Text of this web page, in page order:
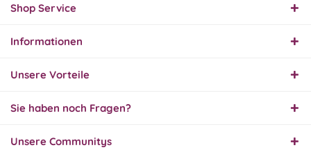
Super schnelle Lieferung,
Produkt und Preis
30.07.26
Shop Service
Informationen
Unsere Vorteile
Sie haben noch Fragen?
Unsere Communitys